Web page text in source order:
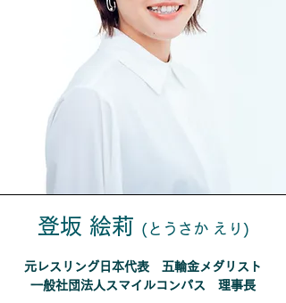
登坂 絵莉 (とうさか えり)
元レスリング日本代表 五輪金メダリスト
一般社団法人スマイルコンパス ​理事長